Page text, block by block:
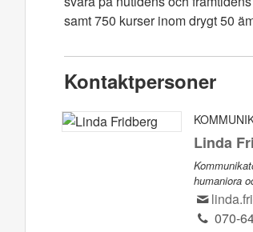
samt 750 kurser inom drygt 50
Kontaktpersoner
Linda
humaniora
070-